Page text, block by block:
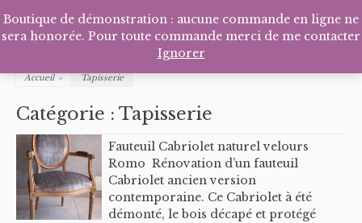
Facebook
Pinterest
Tél
Accueil » Tapisserie
Catégorie : Tapisserie
Fauteuil Cabriolet naturel velours
Romo Rénovation d’un fauteuil
Cabriolet ancien version
contemporaine. Ce Cabriolet à été
démonté, le bois décapé et protégé
Boutique de démonstration : aucune commande en ligne ne
sera honorée. Pour toute commande merci de me contacter
Ignorer